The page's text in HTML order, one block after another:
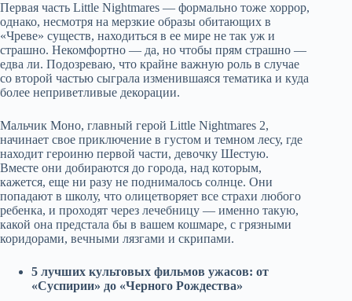
Первая часть Little Nightmares — формально тоже хоррор,
однако, несмотря на мерзкие образы обитающих в
«Чреве» существ, находиться в ее мире не так уж и
страшно. Некомфортно — да, но чтобы прям страшно —
едва ли. Подозреваю, что крайне важную роль в случае
со второй частью сыграла изменившаяся тематика и куда
более неприветливые декорации.
Мальчик Моно, главный герой Little Nightmares 2,
начинает свое приключение в густом и темном лесу, где
находит героиню первой части, девочку Шестую.
Вместе они добираются до города, над которым,
кажется, еще ни разу не поднималось солнце. Они
попадают в школу, что олицетворяет все страхи любого
ребенка, и проходят через лечебницу — именно такую,
какой она предстала бы в вашем кошмаре, с грязными
коридорами, вечными лязгами и скрипами.
5 лучших культовых фильмов ужасов: от
«Суспирии» до «Черного Рождества»